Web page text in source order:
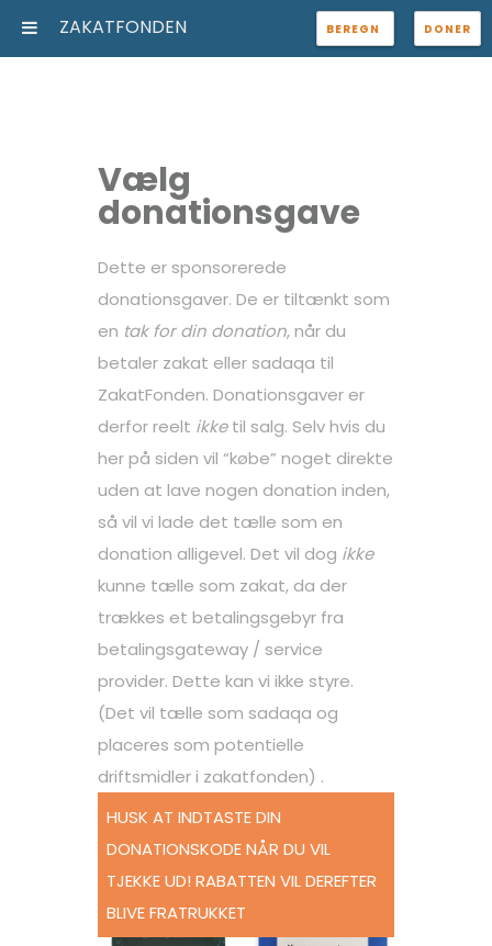
Vælg
donationsgave
Dette er sponsorerede
donationsgaver. De er tiltænkt som
en tak for din donation, når du
betaler zakat eller sadaqa til
ZakatFonden. Donationsgaver er
derfor reelt ikketil salg. Selv hvis du
her på siden vil “købe” noget direkte
uden at lave nogen donation inden,
så vil vi lade det tælle som en
donation alligevel. Det vil dog ikke
kunne tælle som zakat, da der
trækkes et betalingsgebyr fra
betalingsgateway / service
provider. Dette kan vi ikke styre.
(Det vil tælle som sadaqa og
placeres som potentielle
driftsmidler i zakatfonden) .
HUSK AT INDTASTE DIN
DONATIONSKODE NÅR DU VIL
TJEKKE UD! RABATTEN VIL DEREFTER
BLIVE FRATRUKKET
ZAKATFONDEN BEREGN DONER